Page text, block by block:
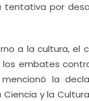
por
a la cultura, el
embates
la
y la